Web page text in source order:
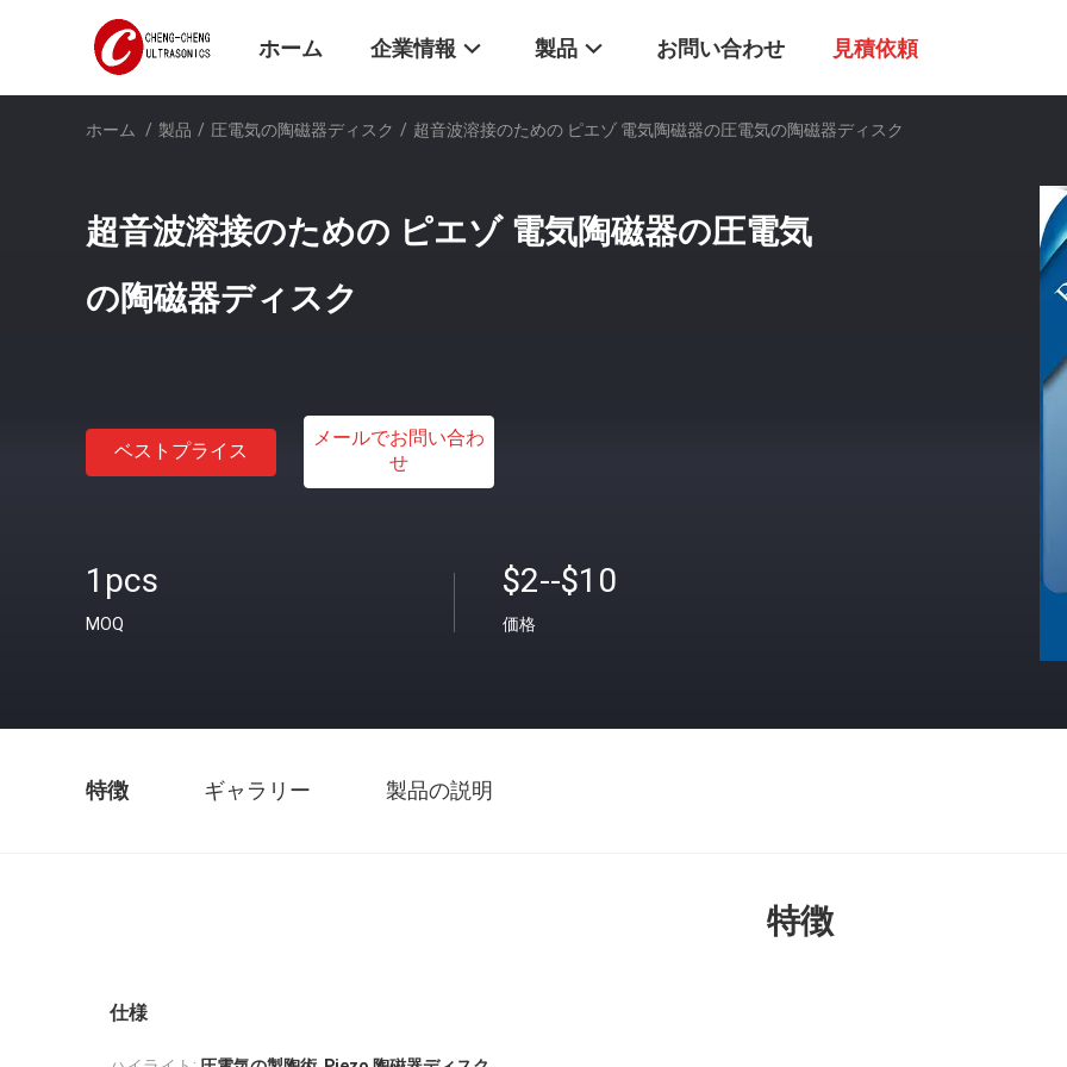
ホーム 企業情報 製品 お問い合わせ 見積依頼
ホーム / 製品 / 圧電気の陶磁器ディスク / 超音波溶接のための ピエゾ 電気陶磁器の圧電気の陶磁器ディスク
超音波溶接のための ピエゾ 電気陶磁器の圧電気
の陶磁器ディスク
ベストプライス
メールでお問い合わ
せ
1pcs
MOQ
$2--$10
価格
特徴 ギャラリー 製品の説明
特徴
仕様